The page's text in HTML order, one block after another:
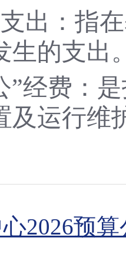
出：指
生的支出
”经费：
及运行维
2026预算